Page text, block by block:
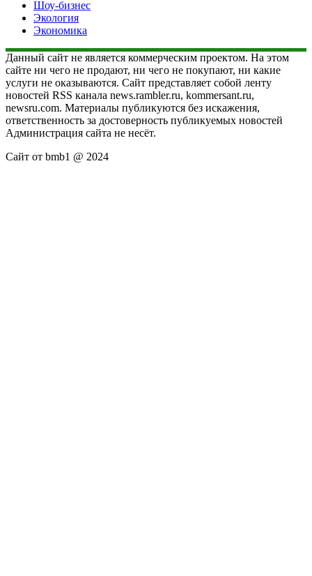
Шоу-бизнес
Экология
Экономика
Данный сайт не является коммерческим проектом. На этом
сайте ни чего не продают, ни чего не покупают, ни какие
услуги не оказываются. Сайт представляет собой ленту
новостей RSS канала news.rambler.ru, kommersant.ru,
newsru.com. Материалы публикуются без искажения,
ответственность за достоверность публикуемых новостей
Администрация сайта не несёт.
Сайт от bmb1 @ 2024